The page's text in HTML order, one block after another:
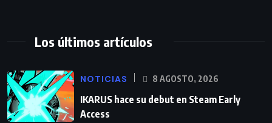
Los últimos artículos
NOTICIAS 8 AGOSTO, 2026
IKARUS hace su debut en Steam Early
Access